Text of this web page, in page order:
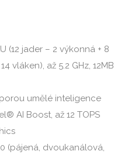
(12 jader – 2 výkonná + 8
vláken), až 5.2 GHz, 12MB
umělé inteligence
AI Boost, až 12 TOPS
(pájená, dvoukanálová,